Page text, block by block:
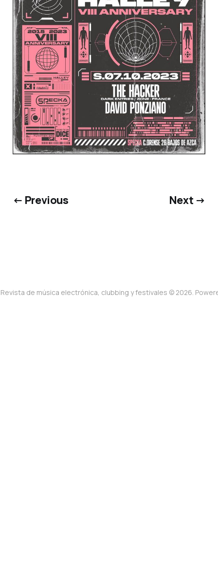
← Previous Next →
de música electrónica, clubbing y festivales © 2026.